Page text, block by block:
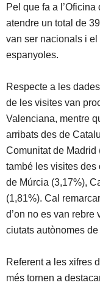
Pel que fa a
atendre un total de
van ser nacionals i
espanyoles.
Respecte a les
de les visites van
Valenciana, mentre
arribats des de
Comunitat de Madrid
també les visites des
de Múrcia (3,17%),
(1,81%). Cal
d’on no es van
ciutats autònomes
Referent a les xifres
més tornen a